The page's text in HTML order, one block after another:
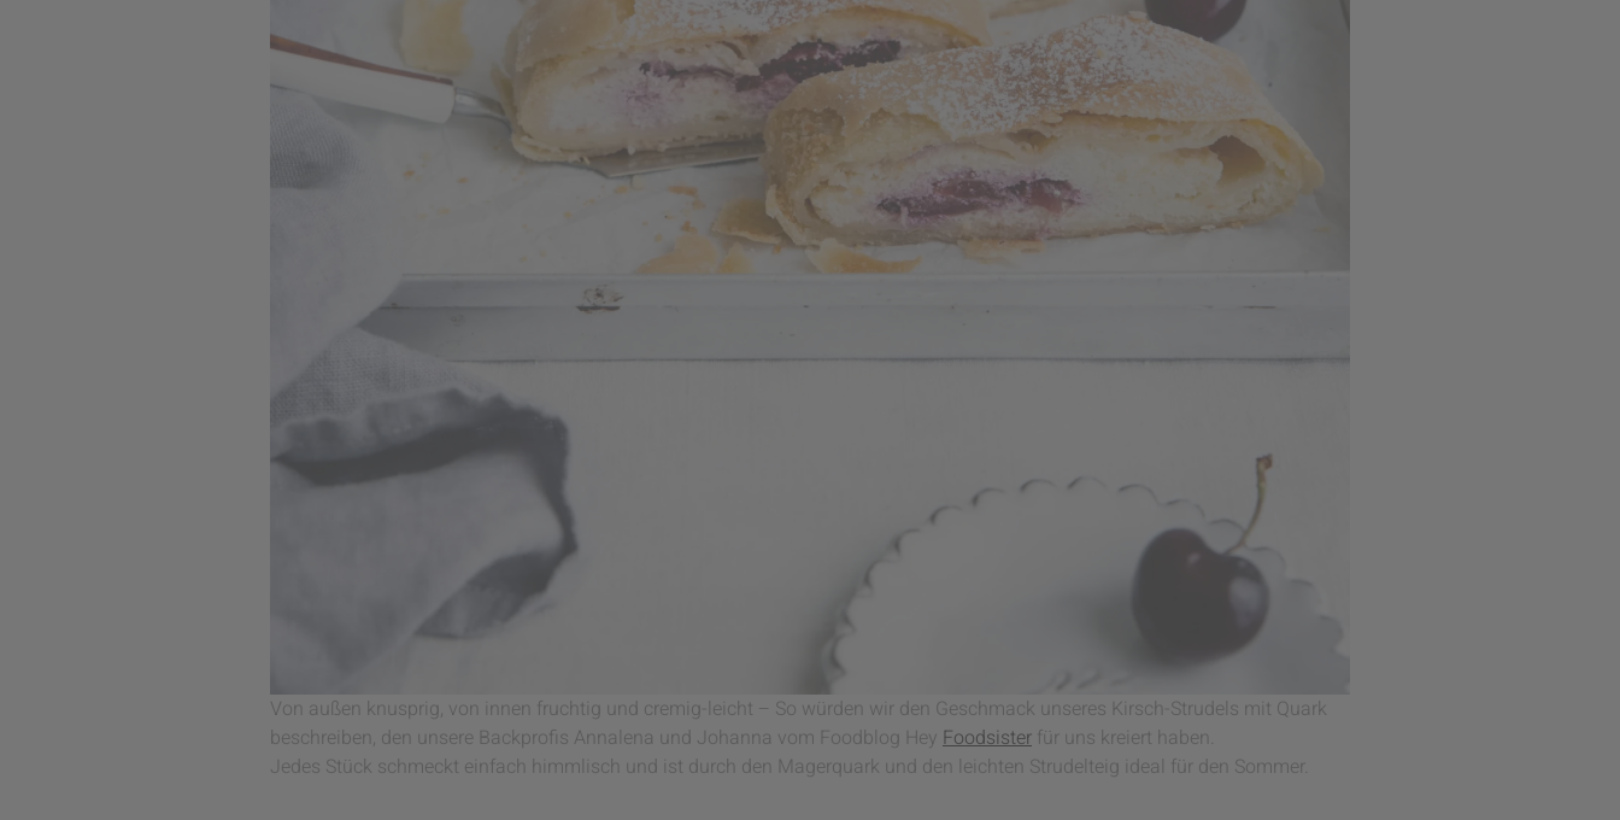
Von außen knusprig, von innen fruchtig und cremig-leicht – So würden wir den Geschmack unseres Kirsch-Strudels mit Quark
beschreiben, den unsere Backprofis Annalena und Johanna vom Foodblog Hey Foodsister für uns kreiert haben.
Jedes Stück schmeckt einfach himmlisch und ist durch den Magerquark und den leichten Strudelteig ideal für den Sommer.